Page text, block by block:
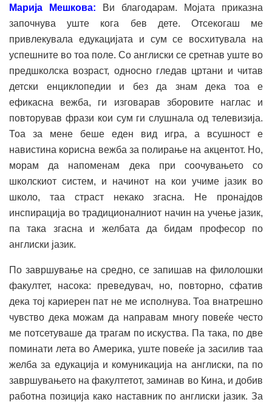
Марија Мешкова:
Ви благодарам. Мојата приказна
започнува уште кога бев дете. Отсекогаш ме
привлекувала едукацијата и сум се восхитувала на
успешните во тоа поле. Со англиски се сретнав уште во
предшколска возраст, односно гледав цртани и читав
детски енциклопедии и без да знам дека тоа е
ефикасна вежба, ги изговарав зборовите наглас и
повторував фрази кои сум ги слушнала од телевизија.
Тоа за мене беше еден вид игра, а всушност е
навистина корисна вежба за полирање на акцентот. Но,
морам да напоменам дека при соочувањето со
школскиот систем, и начинот на кои учиме јазик во
школо, таа страст некако згасна. Не пронајдов
инспирација во традиционалниот начин на учење јазик,
па така згасна и желбата да бидам професор по
англиски јазик.
По завршување на средно, се запишав на филолошки
факултет, насока: преведувач, но, повторно, сфатив
дека тој кариерен пат не ме исполнува. Тоа внатрешно
чувство дека можам да направам многу повеќе често
ме потсетуваше да трагам по искуства. Па така, по две
поминати лета во Америка, уште повеќе ја засилив таа
желба за едукација и комуникација на англиски, па по
завршувањето на факултетот, заминав во Кина, и добив
работна позиција како наставник по англиски јазик. За